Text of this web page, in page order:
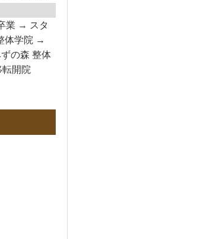
業 → スタ
体学院 →
の森 整体
開院